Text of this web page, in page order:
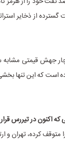
به برداشت گسترده از
است که این تنها
که اکنون در تیررس
کرده، تهران